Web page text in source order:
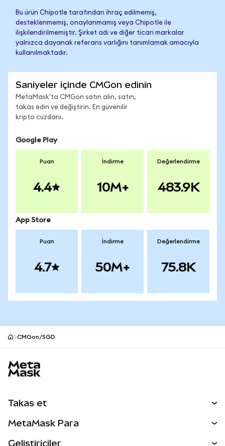
Bu ürün Chipotle tarafından ihraç edilmemiş,
desteklenmemiş, onaylanmamış veya Chipotle ile
ilişkilendirilmemiştir. Şirket adı ve diğer ticari markalar
yalnızca dayanak referans varlığını tanımlamak amacıyla
kullanılmaktadır.
Saniyeler içinde CMGon edinin
MetaMask'ta CMGon satın alın, satın,
takas edin ve değiştirin. En güvenilir
kripto cüzdanı.
Google Play
Puan
4.4
İndirme
10M+
Değerlendirme
483.9K
App Store
Puan
4.7
İndirme
50M+
Değerlendirme
75.8K
CMGon/SGD
Takas et
MetaMask Para
Geliştiriciler